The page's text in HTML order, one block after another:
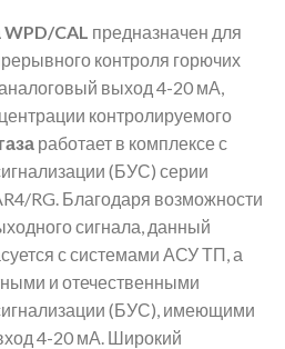
CAL предназначен для
контроля горючих
выход 4-20 мА,
контролируемого
работает в комплексе с
(БУС) серии
RG. Благодаря возможности
сигнала, данный
с системами АСУ ТП, а
и отечественными
(БУС), имеющими
4-20 мА. Широкий